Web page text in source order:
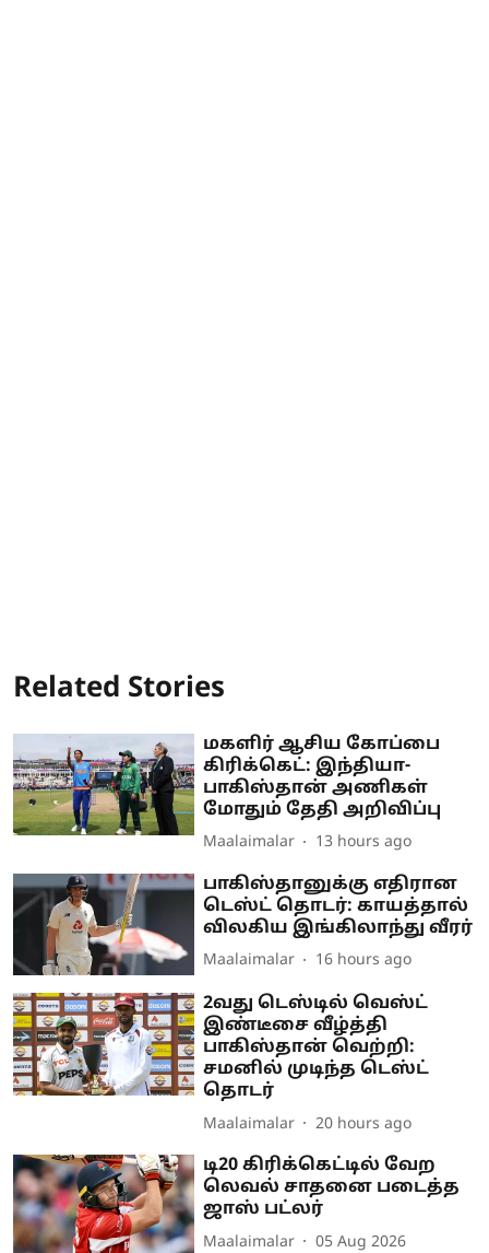
Related Stories
மகளிர் ஆசிய கோப்பை
கிரிக்கெட்: இந்தியா-
பாகிஸ்தான் அணிகள்
மோதும் தேதி அறிவிப்பு
Maalaimalar 13 hours ago
பாகிஸ்தானுக்கு எதிரான
டெஸ்ட் தொடர்: காயத்தால்
விலகிய இங்கிலாந்து வீரர்
Maalaimalar 16 hours ago
2வது டெஸ்டில் வெஸ்ட்
இண்டீசை வீழ்த்தி
பாகிஸ்தான் வெற்றி:
சமனில் முடிந்த டெஸ்ட்
தொடர்
Maalaimalar 20 hours ago
டி20 கிரிக்கெட்டில் வேற
லெவல் சாதனை படைத்த
ஜாஸ் பட்லர்
Maalaimalar 05 Aug 2026